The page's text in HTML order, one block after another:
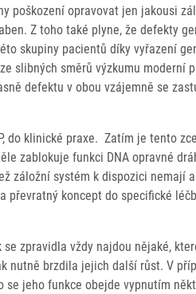
poškození opravovat jen jakousi
Z toho také plyne, že defekty
skupiny pacientů díky vyřazení
slibných směrů výzkumu moderní
defektu v obou vzájemně se
do klinické praxe. Zatím je tento
zablokuje funkci DNA opravné
záložní systém k dispozici nemají
koncept do specifické
zpravidla vždy najdou nějaké,
nutně brzdila jejich další růst. V
jeho funkce obejde vypnutím